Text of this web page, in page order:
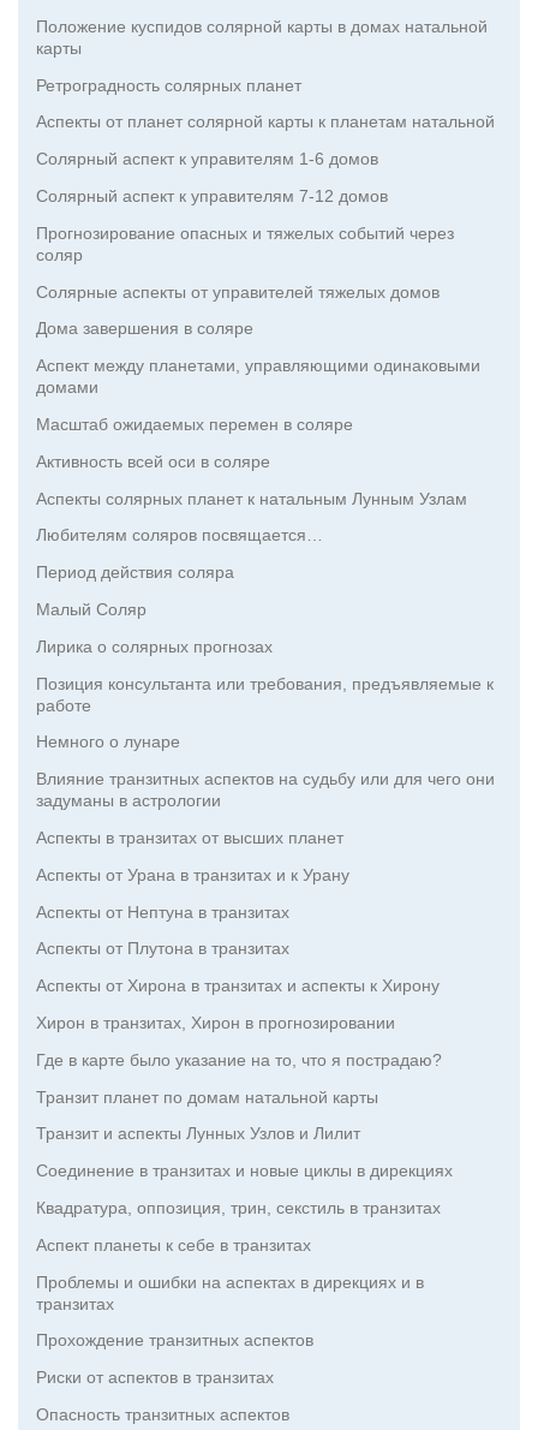
Положение куспидов солярной карты в домах натальной
карты
Ретроградность солярных планет
Аспекты от планет солярной карты к планетам натальной
Солярный аспект к управителям 1-6 домов
Солярный аспект к управителям 7-12 домов
Прогнозирование опасных и тяжелых событий через
соляр
Солярные аспекты от управителей тяжелых домов
Дома завершения в соляре
Аспект между планетами, управляющими одинаковыми
домами
Масштаб ожидаемых перемен в соляре
Активность всей оси в соляре
Аспекты солярных планет к натальным Лунным Узлам
Любителям соляров посвящается…
Период действия соляра
Малый Соляр
Лирика о солярных прогнозах
Позиция консультанта или требования, предъявляемые к
работе
Немного о лунаре
Влияние транзитных аспектов на судьбу или для чего они
задуманы в астрологии
Аспекты в транзитах от высших планет
Аспекты от Урана в транзитах и к Урану
Аспекты от Нептуна в транзитах
Аспекты от Плутона в транзитах
Аспекты от Хирона в транзитах и аспекты к Хирону
Хирон в транзитах, Хирон в прогнозировании
Где в карте было указание на то, что я пострадаю?
Транзит планет по домам натальной карты
Транзит и аспекты Лунных Узлов и Лилит
Соединение в транзитах и новые циклы в дирекциях
Квадратура, оппозиция, трин, секстиль в транзитах
Аспект планеты к себе в транзитах
Проблемы и ошибки на аспектах в дирекциях и в
транзитах
Прохождение транзитных аспектов
Риски от аспектов в транзитах
Опасность транзитных аспектов